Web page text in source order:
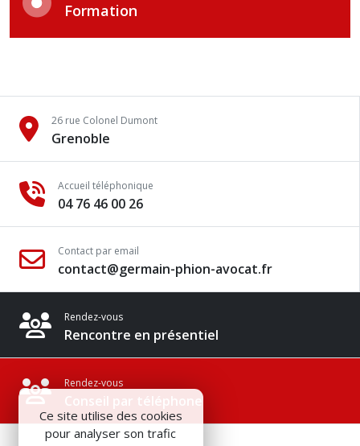
Formation
26 rue Colonel Dumont
Grenoble
Accueil téléphonique
04 76 46 00 26
Contact par email
contact@germain-phion-avocat.fr
Rendez-vous
Rencontre en présentiel
Rendez-vous
Conseil par téléphone
Ce site utilise des cookies
pour analyser son trafic